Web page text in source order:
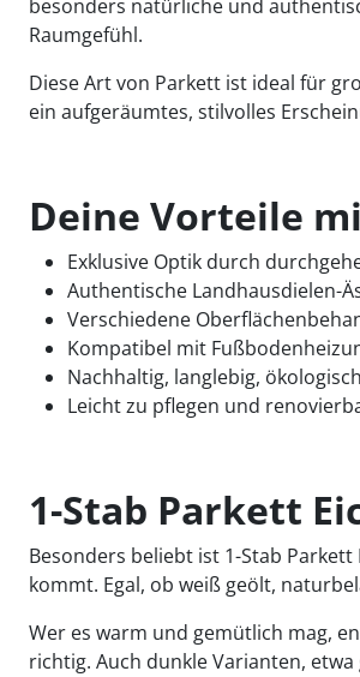
besonders natürliche und
Raumgefühl.
Diese Art von Parkett ist ideal für
ein aufgeräumtes, stilvolles
Deine Vorteile
Exklusive Optik durch
Authentische Landhausdielen-
Verschiedene
Kompatibel mit
Nachhaltig, langlebig, ökologisch
Leicht zu pflegen und
1-Stab Parkett
Besonders beliebt ist 1-Stab
kommt. Egal, ob weiß geölt,
Wer es warm und gemütlich mag,
richtig. Auch dunkle Varianten,